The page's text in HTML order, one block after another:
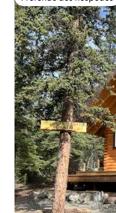
Preferido dos hóspedes